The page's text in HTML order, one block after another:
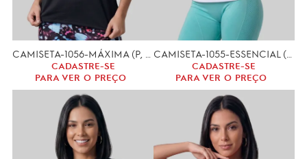
CADASTRE-SE
PARA VER O PREÇO
CADASTRE-SE
PARA VER O PREÇO